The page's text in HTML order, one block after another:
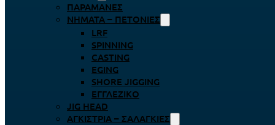
ΠΑΡΑΜΆΝΕΣ
ΝΉΜΑΤΑ – ΠΕΤΟΝΙΈΣ
LRF
SPINNING
CASTING
EGING
SHORE JIGGING
ΕΓΓΛΈΖΙΚΟ
JIG HEAD
ΑΓΚΊΣΤΡΙΑ – ΣΑΛΑΓΚΙΈΣ